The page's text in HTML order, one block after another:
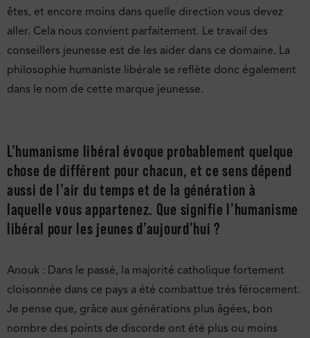
êtes, et encore moins dans quelle direction vous devez
aller. Cela nous convient parfaitement. Le travail des
conseillers jeunesse est de les aider dans ce domaine. La
philosophie humaniste libérale se reflète donc également
dans le nom de cette marque jeunesse.
L’humanisme libéral évoque probablement quelque
chose de différent pour chacun, et ce sens dépend
aussi de l’air du temps et de la génération à
laquelle vous appartenez. Que signifie l’humanisme
libéral pour les jeunes d’aujourd’hui ?
Anouk : Dans le passé, la majorité catholique fortement
cloisonnée dans ce pays a été combattue très férocement.
Je pense que, grâce aux générations plus âgées, bon
nombre des points de discorde ont été plus ou moins